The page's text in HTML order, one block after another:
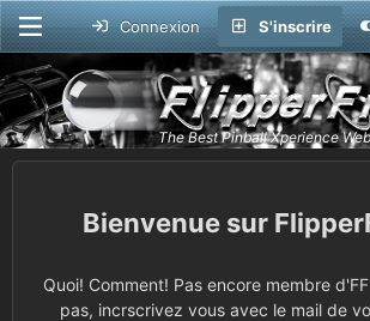
Connexion S'inscrire
Quoi! Comment! Pas encore membre
pas, incrscrivez vous avec le mail de